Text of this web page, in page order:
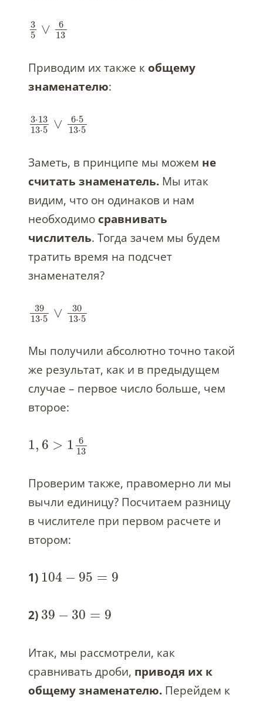
3
5 ∨
6
13
Приводим их также к общему
знаменателю:
3⋅13
13⋅5 ∨ 6⋅5
13⋅5
Заметь, в принципе мы можем не
считать знаменатель. Мы итак
видим, что он одинаков и нам
необходимо сравнивать
числитель. Тогда зачем мы будем
тратить время на подсчет
знаменателя?
39
13⋅5 ∨
30
13⋅5
Мы получили абсолютно точно такой
же результат, как и в предыдущем
случае – первое число больше, чем
второе:
1, 6 > 1 6
13
Проверим также, правомерно ли мы
вычли единицу? Посчитаем разницу
в числителе при первом расчете и
втором:
1) 104 − 95 = 9
2) 39 − 30 = 9
Итак, мы рассмотрели, как
сравнивать дроби, приводя их к
общему знаменателю. Перейдем к